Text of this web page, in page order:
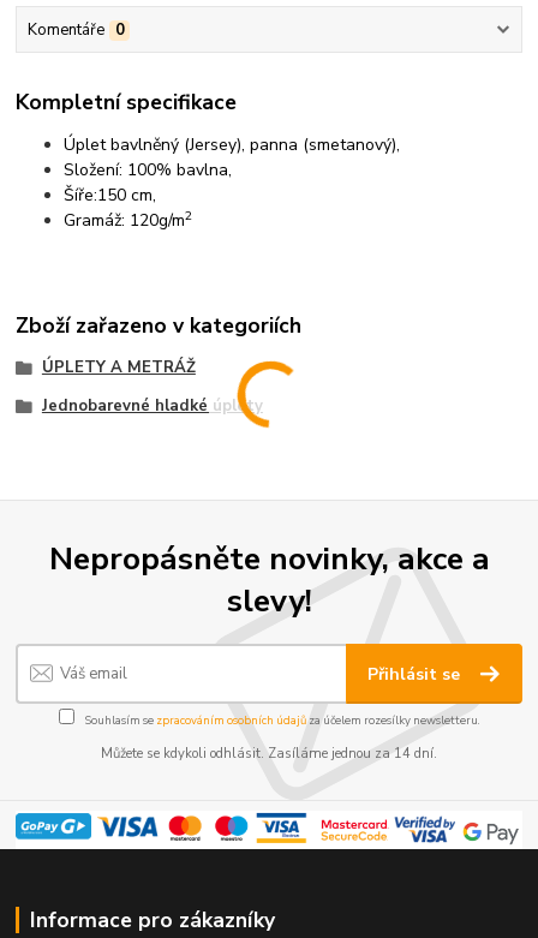
Komentáře 0
Kompletní specifikace
Úplet bavlněný (Jersey), panna (smetanový),
Složení: 100% bavlna,
Šíře:150 cm,
Gramáž: 120g/m2
Zboží zařazeno v kategoriích
ÚPLETY A METRÁŽ
Jednobarevné hladké úplety
Nepropásněte novinky, akce a
slevy!
Přihlásit se
Souhlasím se zpracováním osobních údajůza účelem rozesílky newsletteru.
Můžete se kdykoli odhlásit. Zasíláme jednou za 14 dní.
Informace pro zákazníky